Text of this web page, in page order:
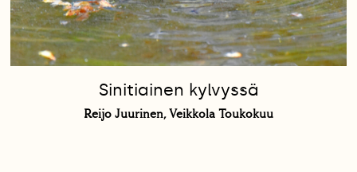
Sinitiainen kylvyssä
Reijo Juurinen, Veikkola Toukokuu